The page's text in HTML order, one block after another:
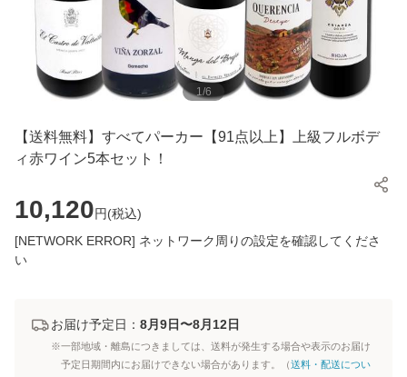
1/6
【送料無料】すべてパーカー【91点以上】上級フルボデ
ィ赤ワイン5本セット！
10,120円(税込)
[NETWORK ERROR] ネットワーク周りの設定を確認してくださ
い
お届け予定日： 8月9日〜8月12日
※一部地域・離島につきましては、送料が発生する場合や表示のお届け
予定日期間内にお届けできない場合があります。（送料・配送につい